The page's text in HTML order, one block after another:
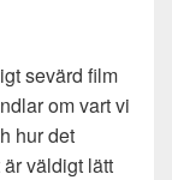
sevärd film
om vart vi
hur det
väldigt lätt